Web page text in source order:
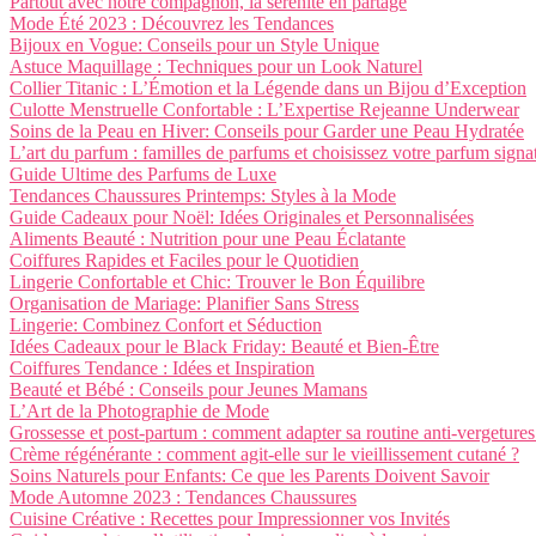
Mode Été 2023 : Découvrez les Tendances
Bijoux en Vogue: Conseils pour un Style Unique
Astuce Maquillage : Techniques pour un Look Naturel
Collier Titanic : L’Émotion et la Légende dans un Bijou d’Exception
Culotte Menstruelle Confortable : L’Expertise Rejeanne Underwear
Soins de la Peau en Hiver: Conseils pour Garder une Peau Hydratée
L’art du parfum : familles de parfums et choisissez votre parfum
Guide Ultime des Parfums de Luxe
Tendances Chaussures Printemps: Styles à la Mode
Guide Cadeaux pour Noël: Idées Originales et Personnalisées
Aliments Beauté : Nutrition pour une Peau Éclatante
Coiffures Rapides et Faciles pour le Quotidien
Lingerie Confortable et Chic: Trouver le Bon Équilibre
Organisation de Mariage: Planifier Sans Stress
Lingerie: Combinez Confort et Séduction
Idées Cadeaux pour le Black Friday: Beauté et Bien-Être
Coiffures Tendance : Idées et Inspiration
Beauté et Bébé : Conseils pour Jeunes Mamans
L’Art de la Photographie de Mode
Grossesse et post-partum : comment adapter sa routine anti-
Crème régénérante : comment agit-elle sur le vieillissement cutané ?
Soins Naturels pour Enfants: Ce que les Parents Doivent Savoir
Mode Automne 2023 : Tendances Chaussures
Cuisine Créative : Recettes pour Impressionner vos Invités